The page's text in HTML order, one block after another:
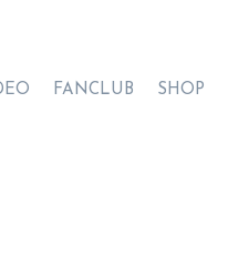
FANCLUB SHOP